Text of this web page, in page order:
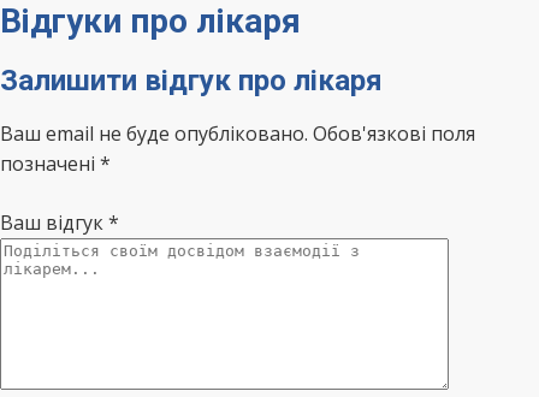
Відгуки про лікаря
Залишити відгук про лікаря
Ваш email не буде опубліковано. Обов'язкові поля
позначені *
Ваш відгук*